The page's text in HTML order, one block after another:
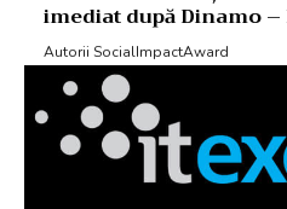
imediat după Dinamo
Autorii SocialImpactAward